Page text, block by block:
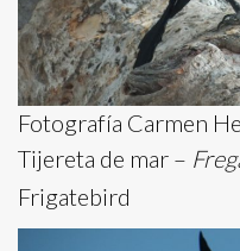
Fotografía Carmen
Tijereta de mar –
Frigatebird